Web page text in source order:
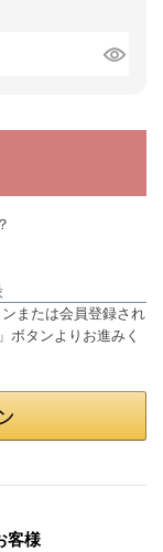
または会員登録され
タンよりお進みく
客様